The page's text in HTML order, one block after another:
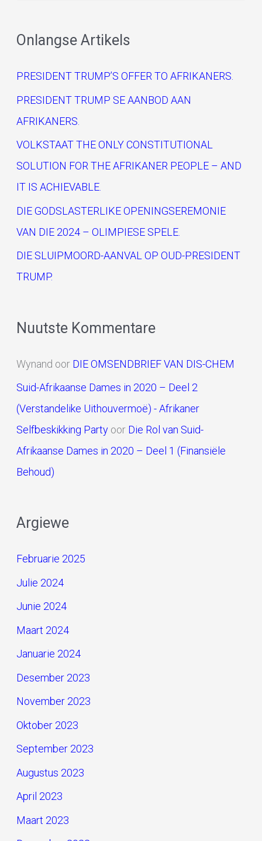
c
Onlangse Artikels
PRESIDENT TRUMP’S OFFER TO AFRIKANERS.
PRESIDENT TRUMP SE AANBOD AAN
AFRIKANERS.
VOLKSTAAT THE ONLY CONSTITUTIONAL
SOLUTION FOR THE AFRIKANER PEOPLE – AND
IT IS ACHIEVABLE.
DIE GODSLASTERLIKE OPENINGSEREMONIE
VAN DIE 2024 – OLIMPIESE SPELE.
DIE SLUIPMOORD-AANVAL OP OUD-PRESIDENT
TRUMP.
Nuutste Kommentare
Wynand oor DIE OMSENDBRIEF VAN DIS-CHEM
Suid-Afrikaanse Dames in 2020 – Deel 2
(Verstandelike Uithouvermoë) - Afrikaner
Selfbeskikking Partyoor Die Rol van Suid-
Afrikaanse Dames in 2020 – Deel 1 (Finansiële
Behoud)
Argiewe
Februarie 2025
Julie 2024
Junie 2024
Maart 2024
Januarie 2024
Desember 2023
November 2023
Oktober 2023
September 2023
Augustus 2023
April 2023
Maart 2023